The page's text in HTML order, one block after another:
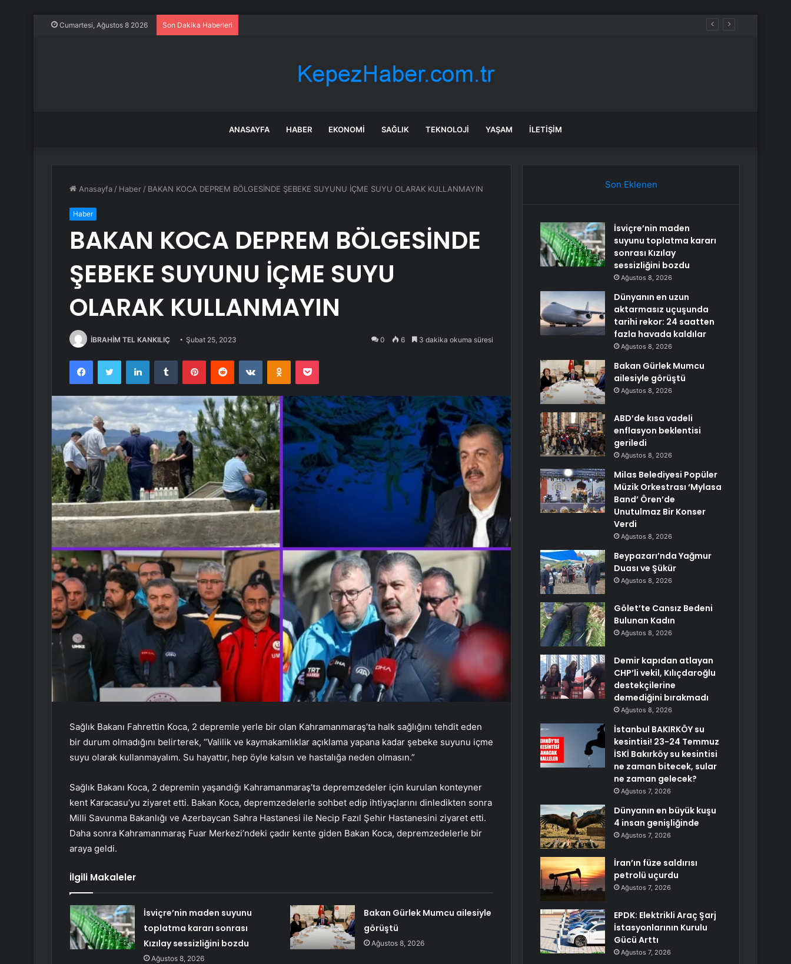
Cumartesi, Ağustos 8 2026 Son Dakika Haberleri
ANASAYFA HABER EKONOMI SAĞLIK TEKNOLOJI YAŞAM İLETIŞIM
Anasayfa / Haber / BAKAN KOCA DEPREM BÖLGESİNDE ŞEBEKE SUYUNU İÇME SUYU OLARAK KULLANMAYIN
Haber
BAKAN KOCA DEPREM BÖLGESİNDE
ŞEBEKE SUYUNU İÇME SUYU
OLARAK KULLANMAYIN
İBRAHİM TEL KANKILIÇ Şubat 25, 2023 0 6 3 dakika okuma süresi
FacebookTwitter LinkedInTumblr PinterestReddit VKontakteOdnoklassniki
Pocket
Sağlık Bakanı Fahrettin Koca, 2 depremle yerle bir olan Kahramanmaraş’ta halk sağlığını tehdit eden
bir durum olmadığını belirterek, “Valilik ve kaymakamlıklar açıklama yapana kadar şebeke suyunu içme
suyu olarak kullanmayalım. Su hayattır, hep öyle kalsın ve hastalığa neden olmasın.”
Sağlık Bakanı Koca, 2 depremin yaşandığı Kahramanmaraş’ta depremzedeler için kurulan konteyner
kent Karacasu’yu ziyaret etti. Bakan Koca, depremzedelerle sohbet edip ihtiyaçlarını dinledikten sonra
Milli Savunma Bakanlığı ve Azerbaycan Sahra Hastanesi ile Necip Fazıl Şehir Hastanesini ziyaret etti.
Daha sonra Kahramanmaraş Fuar Merkezi’ndeki çadır kente giden Bakan Koca, depremzedelerle bir
araya geldi.
İlgili Makaleler
İsviçre’nin maden suyunu
toplatma kararı sonrası
Kızılay sessizliğini bozdu
Ağustos 8, 2026
Bakan Gürlek Mumcu ailesiyle
görüştü
Ağustos 8, 2026
Son Eklenen
İsviçre’nin maden
suyunu toplatma kararı
sonrası Kızılay
sessizliğini bozdu
Ağustos 8, 2026
Dünyanın en uzun
aktarmasız uçuşunda
tarihi rekor: 24 saatten
fazla havada kaldılar
Ağustos 8, 2026
Bakan Gürlek Mumcu
ailesiyle görüştü
Ağustos 8, 2026
ABD’de kısa vadeli
enflasyon beklentisi
geriledi
Ağustos 8, 2026
Milas Belediyesi Popüler
Müzik Orkestrası ‘Mylasa
Band’ Ören’de
Unutulmaz Bir Konser
Verdi
Ağustos 8, 2026
Beypazarı’nda Yağmur
Duası ve Şükür
Ağustos 8, 2026
Gölet’te Cansız Bedeni
Bulunan Kadın
Ağustos 8, 2026
Demir kapıdan atlayan
CHP’li vekil, Kılıçdaroğlu
destekçilerine
demediğini bırakmadı
Ağustos 8, 2026
İstanbul BAKIRKÖY su
kesintisi! 23-24 Temmuz
İSKİ Bakırköy su kesintisi
ne zaman bitecek, sular
ne zaman gelecek?
Ağustos 7, 2026
Dünyanın en büyük kuşu
4 insan genişliğinde
Ağustos 7, 2026
İran’ın füze saldırısı
petrolü uçurdu
Ağustos 7, 2026
EPDK: Elektrikli Araç Şarj
İstasyonlarının Kurulu
Gücü Arttı
Ağustos 7, 2026